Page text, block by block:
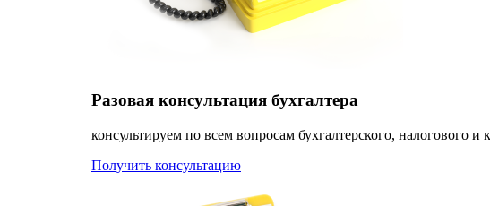
Разовая консультация бухгалтера
консультируем по всем вопросам бухгалтерского, налогового и
Получить консультацию